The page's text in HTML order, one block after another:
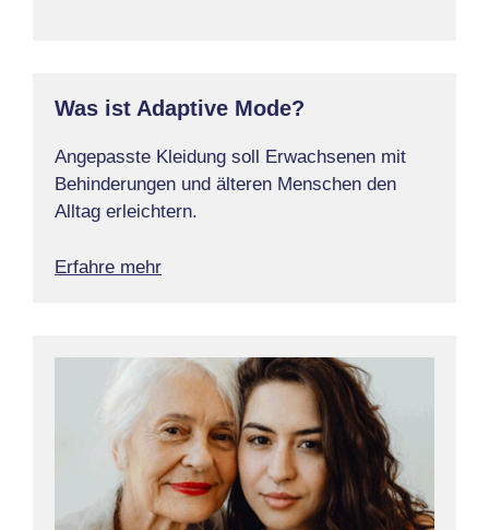
Was ist Adaptive Mode?
Angepasste Kleidung soll Erwachsenen mit
Behinderungen und älteren Menschen den
Alltag erleichtern.
Erfahre mehr